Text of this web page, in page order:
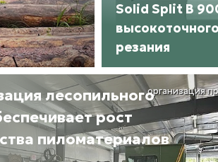
Solid Split B
высокоточного
резания
организация
лесопильного
рост
пиломатериалов